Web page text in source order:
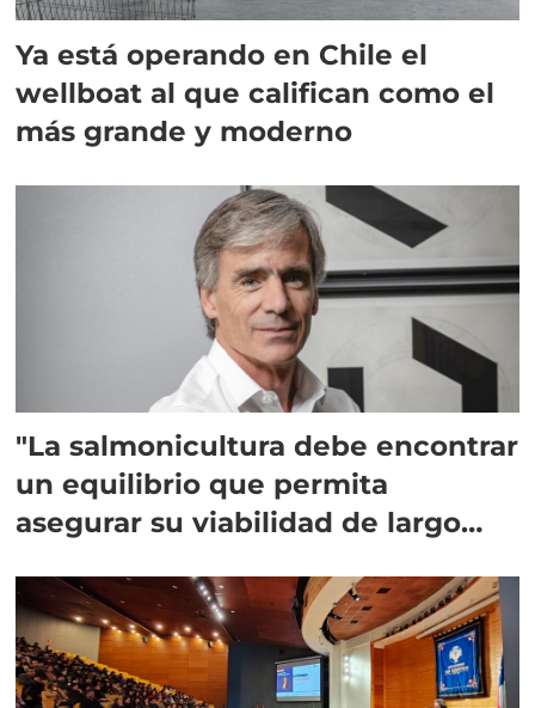
Ya está operando en Chile el
wellboat al que califican como el
más grande y moderno
"La salmonicultura debe encontrar
un equilibrio que permita
asegurar su viabilidad de largo